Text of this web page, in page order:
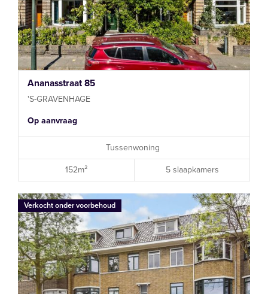
Ananasstraat 85
'S-GRAVENHAGE
Op aanvraag
Tussenwoning
152m² 5 slaapkamers
Verkocht onder voorbehoud